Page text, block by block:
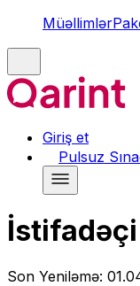
Müəllimlər
Giriş et
Pulsuz
Son Yeniləmə: